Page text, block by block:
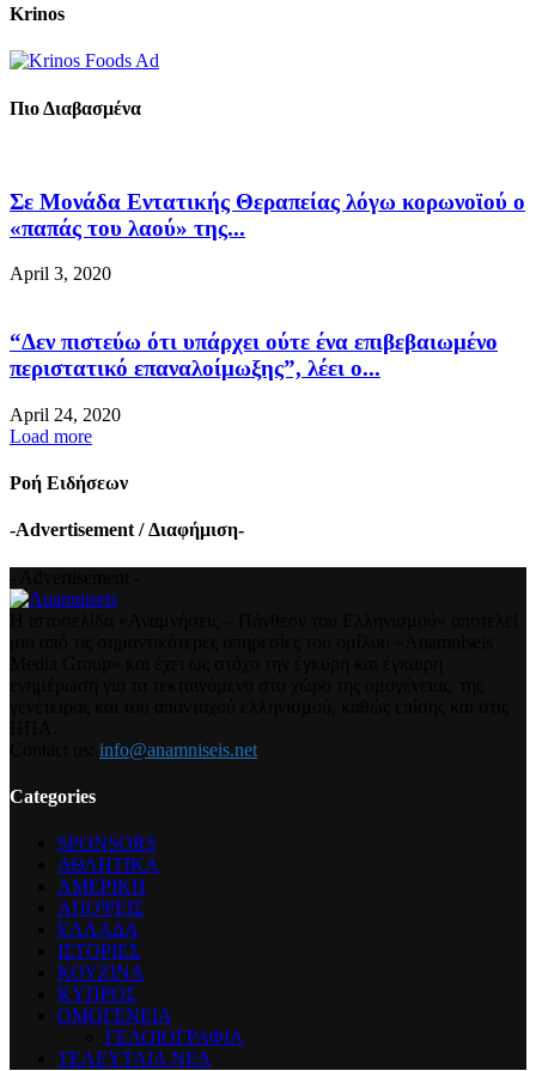
Krinos
Πιο Διαβασμένα
Σε Μονάδα Εντατικής Θεραπείας λόγω κορωνοϊού ο
«παπάς του λαού» της...
April 3, 2020
“Δεν πιστεύω ότι υπάρχει ούτε ένα επιβεβαιωμένο
περιστατικό επαναλοίμωξης”, λέει ο...
April 24, 2020
Load more
Ροή Ειδήσεων
-Advertisement / Διαφήμιση-
info@anamniseis.net
Categories
SPONSORS
ΑΘΛΗΤΙΚΑ
ΑΜΕΡΙΚΗ
ΑΠΟΨΕΙΣ
ΕΛΛΑΔΑ
ΙΣΤΟΡΙΕΣ
ΚΟΥΖΙΝΑ
ΚΥΠΡΟΣ
ΟΜΟΓΕΝΕΙΑ
ΓΕΛΟΙΟΓΡΑΦΙΑ
ΤΕΛΕΥΤΑΙΑ ΝΕΑ